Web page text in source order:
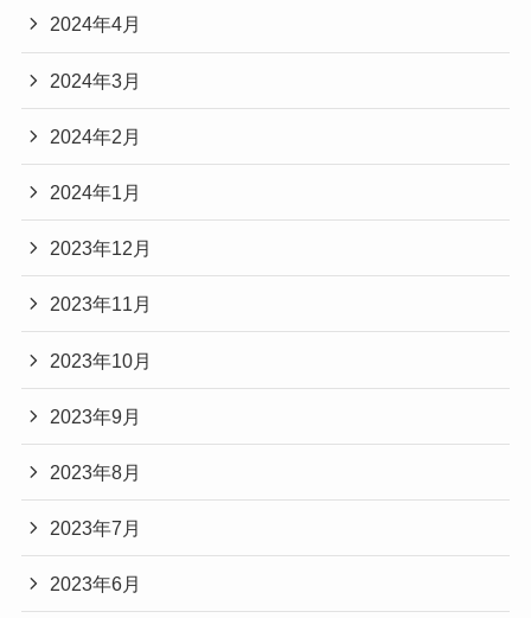
2024年4月
2024年3月
2024年2月
2024年1月
2023年12月
2023年11月
2023年10月
2023年9月
2023年8月
2023年7月
2023年6月